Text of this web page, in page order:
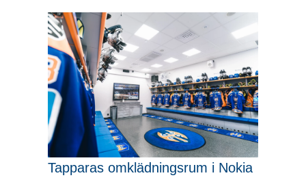
Tapparas omklädningsrum i Nokia